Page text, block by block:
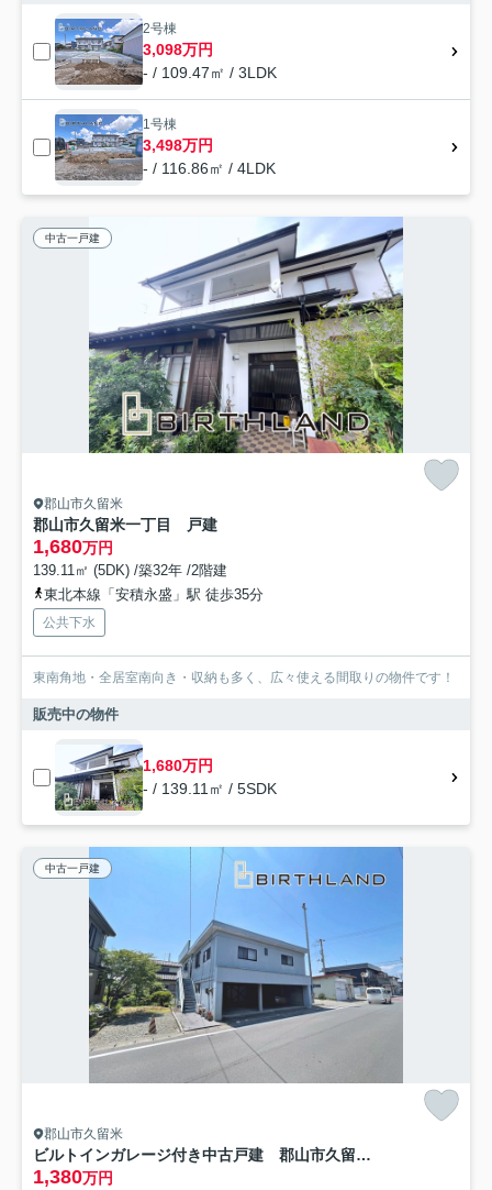
2号棟
3,098万円
- / 109.47㎡ / 3LDK
1号棟
3,498万円
- / 116.86㎡ / 4LDK
中古一戸建
郡山市久留米
郡山市久留米一丁目 戸建
1,680万円
139.11㎡ (5DK) /築32年 /2階建
東北本線「安積永盛」駅 徒歩35分
公共下水
東南角地・全居室南向き・収納も多く、広々使える間取りの物件です！
販売中の物件
1,680万円
- / 139.11㎡ / 5SDK
中古一戸建
郡山市久留米
ビルトインガレージ付き中古戸建 郡山市久留米三丁目 柴宮小・第一中
1,380万円